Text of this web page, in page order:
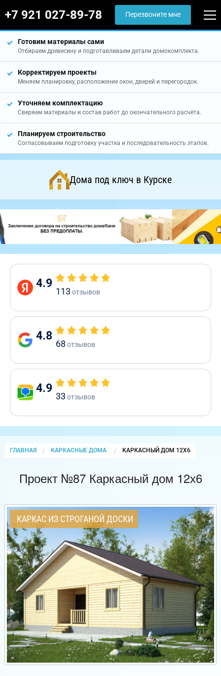
+7 921 027-89-78 Перезвоните мне
Готовим материалы сами
Отбираем древесину и подготавливаем детали домокомплекта.
Корректируем проекты
Меняем планировку, расположение окон, дверей и перегородок.
Уточняем комплектацию
Сверяем материалы и состав работ до окончательного расчёта.
Планируем строительство
Согласовываем подготовку участка и последовательность этапов.
Дома под ключ в Курске
4.9
113 отзывов
4.8
68 отзывов
4.9
33 отзывов
ГЛАВНАЯ КАРКАСНЫЕ ДОМА CURRENT:
КАРКАСНЫЙ ДОМ 12Х6
Проект №87 Каркасный дом 12х6
КАРКАС ИЗ СТРОГАНОЙ ДОСКИ